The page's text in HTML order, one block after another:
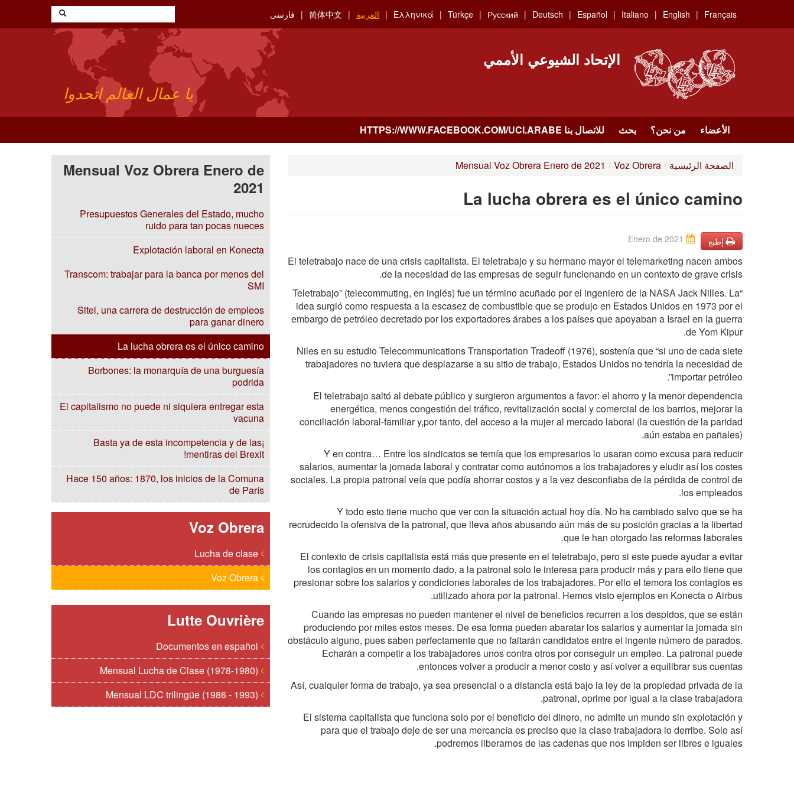
main
Français
English
Italiano
Español
Deutsch
Русский
Türkçe
Ελληνικά العربية 简体中文 فارسی
الإتحاد الشيوعي الأممي
يا عمال العالم اتحدوا
الأعضاء من نحن؟ بحث للاتصال بنا HTTPS://WWW.FACEBOOK.COM/UCI.ARABE
Mensual Voz Obrera Enero de
2021
Presupuestos Generales del Estado, mucho
ruido para tan pocas nueces
Explotación laboral en Konecta
Transcom: trabajar para la banca por menos del
SMI
Sitel, una carrera de destrucción de empleos
para ganar dinero
La lucha obrera es el único camino
Borbones: la monarquía de una burguesía
podrida
El capitalismo no puede ni siquiera entregar esta
vacuna
¡Basta ya de esta incompetencia y de las
mentiras del Brexit!
Hace 150 años: 1870, los inicios de la Comuna
de París
Voz Obrera
Lutte Ouvrière
الصفحة الرئيسية /
Voz Obrera
/
Mensual Voz Obrera Enero de 2021
La lucha obrera es el único camino
إطبع
El teletrabajo nace de una crisis capitalista. El teletrabajo y su hermano mayor el telemarketing nacen ambos
de la necesidad de las empresas de seguir funcionando en un contexto de grave crisis.
“Teletrabajo” (telecommuting, en inglés) fue un término acuñado por el ingeniero de la NASA Jack Nilles. La
idea surgió como respuesta a la escasez de combustible que se produjo en Estados Unidos en 1973 por el
embargo de petróleo decretado por los exportadores árabes a los países que apoyaban a Israel en la guerra
de Yom Kipur.
Niles en su estudio Telecommunications Transportation Tradeoff (1976), sostenía que “si uno de cada siete
trabajadores no tuviera que desplazarse a su sitio de trabajo, Estados Unidos no tendría la necesidad de
importar petróleo”.
El teletrabajo saltó al debate público y surgieron argumentos a favor: el ahorro y la menor dependencia
energética, menos congestión del tráfico, revitalización social y comercial de los barrios, mejorar la
conciliación laboral-familiar y,por tanto, del acceso a la mujer al mercado laboral (la cuestión de la paridad
aún estaba en pañales).
Y en contra… Entre los sindicatos se temía que los empresarios lo usaran como excusa para reducir
salarios, aumentar la jornada laboral y contratar como autónomos a los trabajadores y eludir así los costes
sociales. La propia patronal veía que podía ahorrar costos y a la vez desconfiaba de la pérdida de control de
los empleados.
Y todo esto tiene mucho que ver con la situación actual hoy día. No ha cambiado salvo que se ha
recrudecido la ofensiva de la patronal, que lleva años abusando aún más de su posición gracias a la libertad
que le han otorgado las reformas laborales.
El contexto de crisis capitalista está más que presente en el teletrabajo, pero si este puede ayudar a evitar
los contagios en un momento dado, a la patronal solo le interesa para producir más y para ello tiene que
presionar sobre los salarios y condiciones laborales de los trabajadores. Por ello el temora los contagios es
utilizado ahora por la patronal. Hemos visto ejemplos en Konecta o Airbus.
Cuando las empresas no pueden mantener el nivel de beneficios recurren a los despidos, que se están
produciendo por miles estos meses. De esa forma pueden abaratar los salarios y aumentar la jornada sin
obstáculo alguno, pues saben perfectamente que no faltarán candidatos entre el ingente número de parados.
Echarán a competir a los trabajadores unos contra otros por conseguir un empleo. La patronal puede
entonces volver a producir a menor costo y así volver a equilibrar sus cuentas.
Así, cualquier forma de trabajo, ya sea presencial o a distancia está bajo la ley de la propiedad privada de la
patronal, oprime por igual a la clase trabajadora.
El sistema capitalista que funciona solo por el beneficio del dinero, no admite un mundo sin explotación y
para que el trabajo deje de ser una mercancía es preciso que la clase trabajadora lo derribe. Solo así
podremos liberarnos de las cadenas que nos impiden ser libres e iguales.